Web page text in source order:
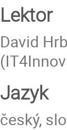
Lektor
David
Jazyk
český,